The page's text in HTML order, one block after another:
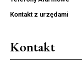
Kontakt z urzędami
Kontakt